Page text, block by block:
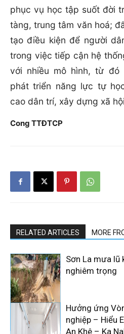
phục vụ học tập suốt đời
tàng, trung tâm văn hoá;
tạo điều kiện để người
trong việc tiếp cận hệ
với nhiều mô hình, từ đó
phát triển năng lực tự
cao dân trí, xây dựng xã
Cong TTĐTCP
RELATED ARTICLES MORE
Sơn La mưa lũ
nghiêm trọng
Hưởng ứng
nghiệp – Hiểu
An Khê – Ka